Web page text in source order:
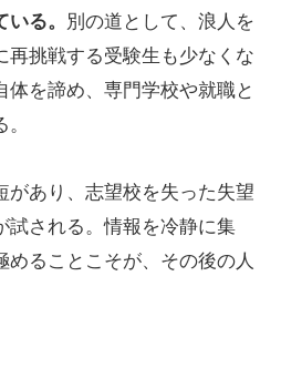
る。
別の道として、浪人を
再挑戦する受験生も少なくな
体を諦め、専門学校や就職と
があり、志望校を失った失望
試される。情報を冷静に集
めることこそが、その後の人